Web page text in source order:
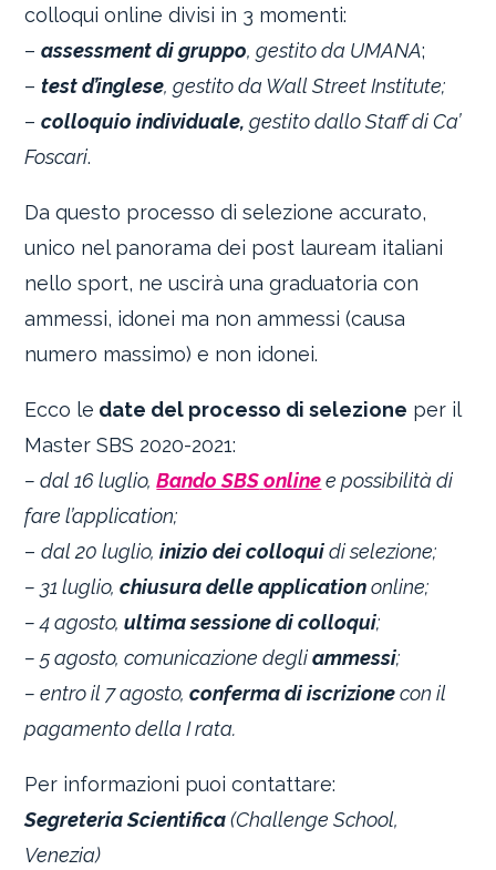
colloqui online divisi in 3 momenti:
–assessment di gruppo, gestito da UMANA;
–test d’inglese, gestito da Wall Street Institute;
–colloquio individuale, gestito dallo Staff di Ca’
Foscari.
Da questo processo di selezione accurato,
unico nel panorama dei post lauream italiani
nello sport, ne uscirà una graduatoria con
ammessi, idonei ma non ammessi (causa
numero massimo) e non idonei.
Ecco le date del processo di selezione per il
Master SBS 2020-2021:
– dal 16 luglio,Bando SBS onlinee possibilità di
fare l’application;
–dal 20 luglio,inizio dei colloquidi selezione;
– 31 luglio,chiusura delle applicationonline;
– 4 agosto,ultima sessione di colloqui;
– 5 agosto, comunicazione degliammessi;
– entro il 7 agosto,conferma di iscrizionecon il
pagamento della I rata.
Per informazioni puoi contattare:
Segreteria Scientifica(Challenge School,
Venezia)